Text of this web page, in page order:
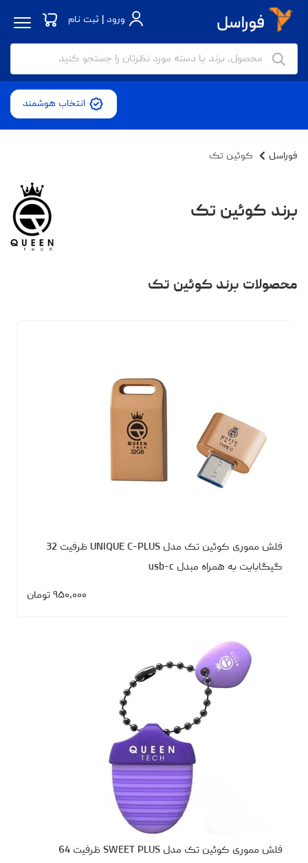
ورود | ثبت نام
انتخاب هوشمند
فوراسل کوئین تک
برند کوئین تک
محصولات برند کوئین تک
فلش مموری کوئین تک مدل UNIQUE C-PLUS ظرفیت 32
گیگابایت به همراه مبدل usb-c
۹۵۰،۰۰۰ تومان
فلش مموری کوئین تک مدل SWEET PLUS ظرفیت 64